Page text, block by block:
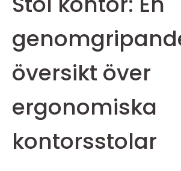
översikt över
ergonomiska
kontorsstolar